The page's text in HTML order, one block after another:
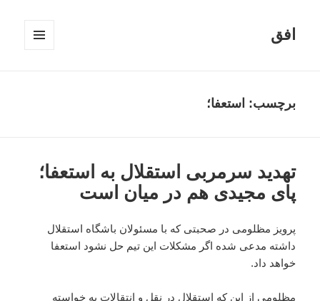
افق
برچسب: استعفا؛
تهدید سرمربی استقلال به استعفا؛
پای مجیدی هم در میان است
پرویز مظلومی در صحبتی که با مسئولان باشگاه استقلال
داشته مدعی شده اگر مشکلات این تیم حل نشود استعفا
خواهد داد.
مظلومی از این که استقلال در نقل و انتقالات به خواسته